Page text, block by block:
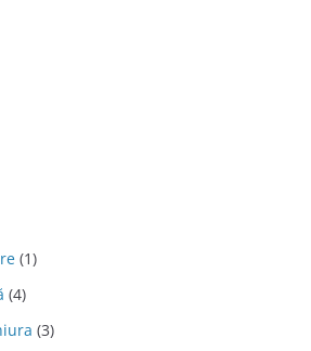
(1)
(4)
(3)